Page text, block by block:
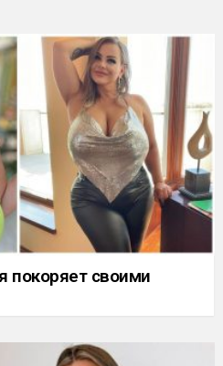
покоряет своими